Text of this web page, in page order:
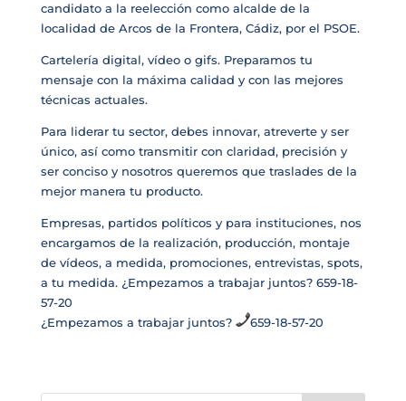
candidato a la reelección como alcalde de la
localidad de Arcos de la Frontera, Cádiz, por el PSOE.
Cartelería digital, vídeo o gifs. Preparamos tu
mensaje con la máxima calidad y con las mejores
técnicas actuales.
Para liderar tu sector, debes innovar, atreverte y ser
único, así como transmitir con claridad, precisión y
ser conciso y nosotros queremos que traslades de la
mejor manera tu producto.
Empresas, partidos políticos y para instituciones, nos
encargamos de la realización, producción, montaje
de vídeos, a medida, promociones, entrevistas, spots,
a tu medida. ¿Empezamos a trabajar juntos? 659-18-
57-20
¿Empezamos a trabajar juntos?
659-18-57-20